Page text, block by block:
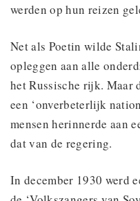
werden op hun reizen
Net als Poetin wilde
opleggen aan alle
het Russische rijk. Maar
een ‘onverbeterlijk
mensen herinnerde aan
dat van de regering.
In december 1930 werd